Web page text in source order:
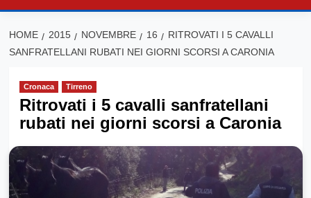
HOME 2015 NOVEMBRE 16
RITROVATI I 5 CAVALLI
SANFRATELLANI RUBATI NEI GIORNI SCORSI A CARONIA
Cronaca Tirreno
Ritrovati i 5 cavalli sanfratellani
rubati nei giorni scorsi a Caronia